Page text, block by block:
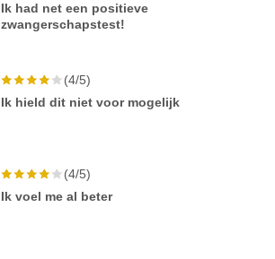
Ik had net een positieve
zwangerschapstest!
(4/5)
Ik hield dit niet voor mogelijk
(4/5)
Ik voel me al beter